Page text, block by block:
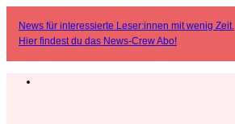
News für interessierte Leser:innen mit wenig Zeit.
Hier findest du das News-Crew Abo!